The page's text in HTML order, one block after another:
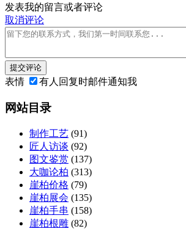
发表我的留言或者评论
取消评论
提交评论
表情 有人回复时邮件通知我
网站目录
制作工艺 (91)
匠人访谈 (92)
图文鉴赏 (137)
大咖论柏 (313)
崖柏价格 (79)
崖柏展会 (135)
崖柏手串 (158)
崖柏根雕 (82)